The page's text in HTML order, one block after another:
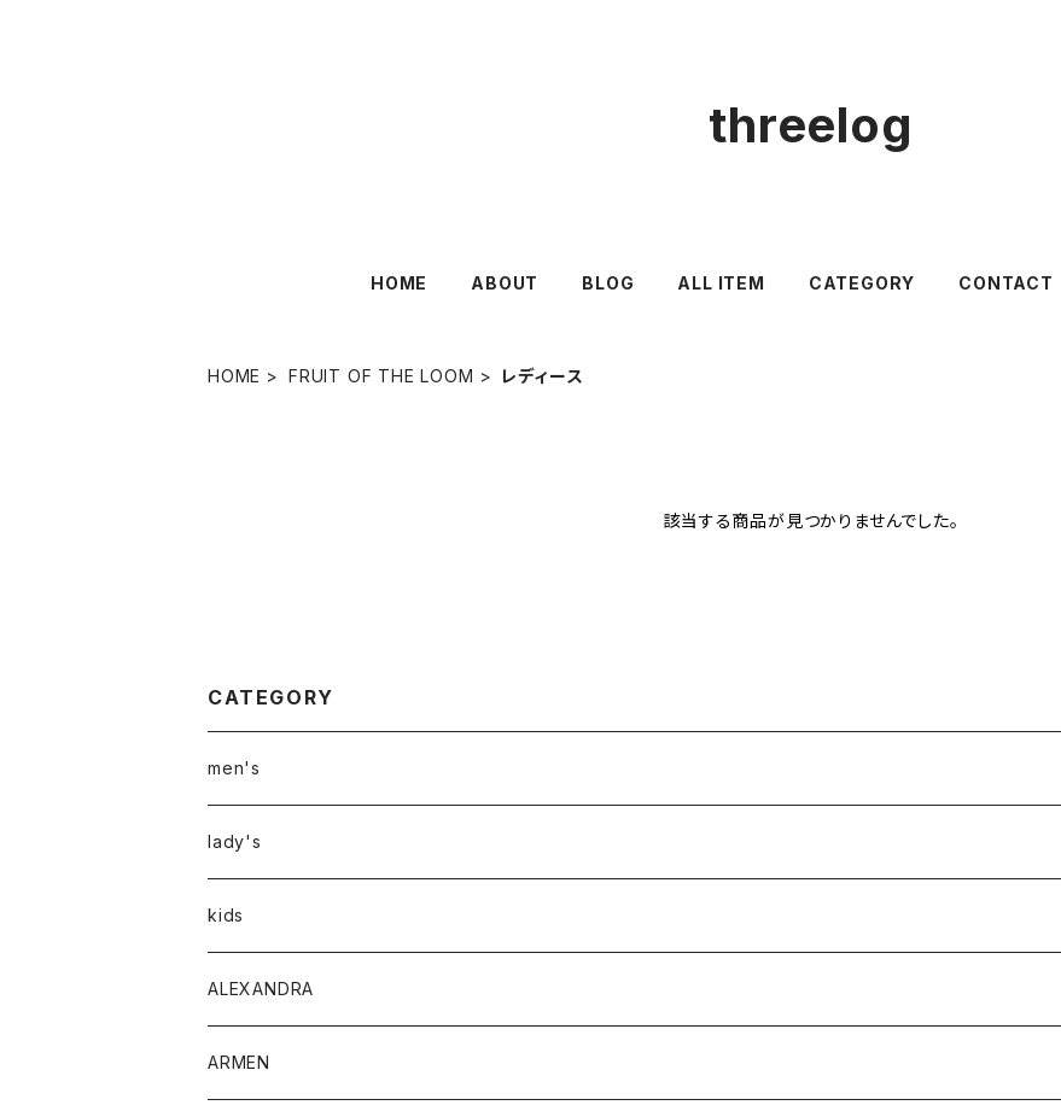
threelog
HOME ABOUT BLOG ALL ITEM CATEGORY CONTACT
HOME FRUIT OF THE LOOM レディース
該当する商品が見つかりませんでした。
CATEGORY
men's
アウター
トップス
Tシャツ
シャツ
ボトムス
lady's
アウター
トップス
Tシャツ・カットソー
ボトムス
kids
ALEXANDRA
ARMEN